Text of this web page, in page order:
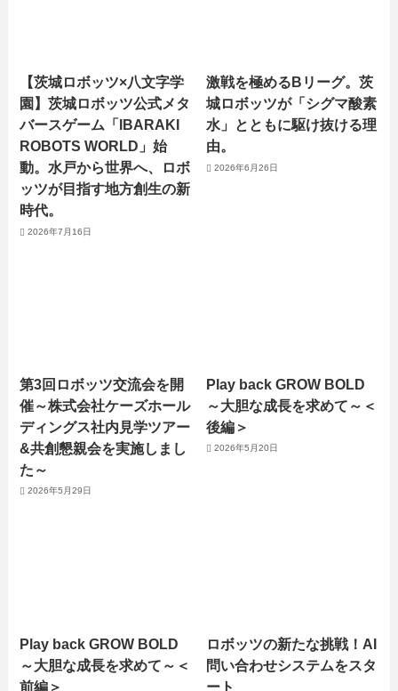
【茨城ロボッツ×八文字学
園】茨城ロボッツ公式メタ
バースゲーム「IBARAKI
ROBOTS WORLD」始
動。水戸から世界へ、ロボ
ッツが目指す地方創生の新
時代。
2026年7月16日
激戦を極めるBリーグ。茨
城ロボッツが「シグマ酸素
水」とともに駆け抜ける理
由。
2026年6月26日
第3回ロボッツ交流会を開
催～株式会社ケーズホール
ディングス社内見学ツアー
&共創懇親会を実施しまし
た～
2026年5月29日
Play back GROW BOLD
～大胆な成長を求めて～＜
後編＞
2026年5月20日
Play back GROW BOLD
～大胆な成長を求めて～＜
前編＞
ロボッツの新たな挑戦！AI
問い合わせシステムをスタ
ート